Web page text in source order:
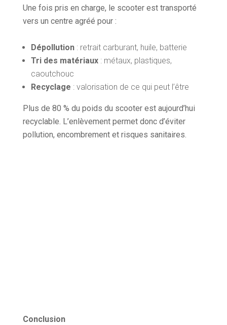
Une fois pris en charge, le scooter est transporté
vers un centre agréé pour :
Dépollution: retrait carburant, huile, batterie
Tri des matériaux: métaux, plastiques,
caoutchouc
Recyclage : valorisation de ce qui peut l’être
Plus de 80 % du poids du scooter est aujourd’hui
recyclable. L’enlèvement permet donc d’éviter
pollution, encombrement et risques sanitaires.
Conclusion